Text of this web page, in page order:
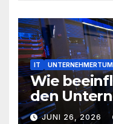
IT UNTERNEHMERTUM
Wie
den
JUNI 26, 2026